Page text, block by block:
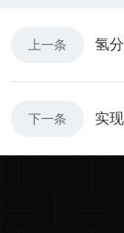
上一条 氢
下一条